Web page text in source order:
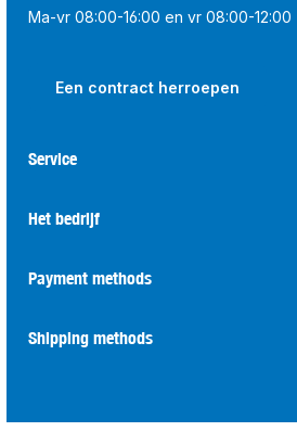
Ma-vr 08:00-16:00 en vr 08:00-12:00
Een contract herroepen
Service
Het bedrijf
Payment methods
Shipping methods